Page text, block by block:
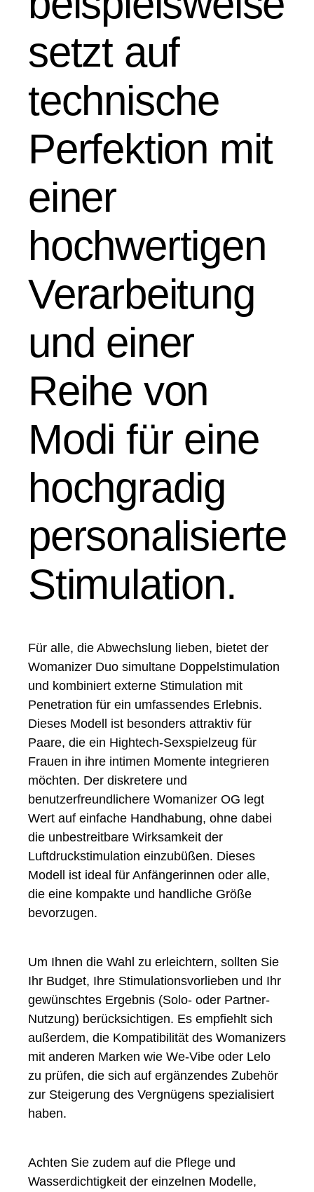
setzt auf
technische
Perfektion mit
einer
hochwertigen
Verarbeitung
und einer
Reihe von
Modi für eine
hochgradig
personalisierte
Stimulation.
Für alle, die Abwechslung lieben, bietet der
Womanizer Duo simultane Doppelstimulation
und kombiniert externe Stimulation mit
Penetration für ein umfassendes Erlebnis.
Dieses Modell ist besonders attraktiv für
Paare, die ein Hightech-Sexspielzeug für
Frauen in ihre intimen Momente integrieren
möchten. Der diskretere und
benutzerfreundlichere Womanizer OG legt
Wert auf einfache Handhabung, ohne dabei
die unbestreitbare Wirksamkeit der
Luftdruckstimulation einzubüßen. Dieses
Modell ist ideal für Anfängerinnen oder alle,
die eine kompakte und handliche Größe
bevorzugen.
Um Ihnen die Wahl zu erleichtern, sollten Sie
Ihr Budget, Ihre Stimulationsvorlieben und Ihr
gewünschtes Ergebnis (Solo- oder Partner-
Nutzung) berücksichtigen. Es empfiehlt sich
außerdem, die Kompatibilität des Womanizers
mit anderen Marken wie We-Vibe oder Lelo
zu prüfen, die sich auf ergänzendes Zubehör
zur Steigerung des Vergnügens spezialisiert
haben.
Achten Sie zudem auf die Pflege und
Wasserdichtigkeit der einzelnen Modelle,